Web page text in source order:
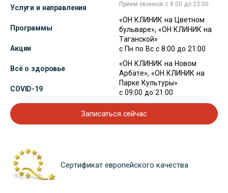
Услуги и направления
Программы
Акции
Всё о здоровье
COVID-19
Прием звонков с 8:00 до 23:00
«ОН КЛИНИК на Цветном
бульваре», «ОН КЛИНИК на
Таганской»
с Пн по Вс с 8:00 до 21:00
«ОН КЛИНИК на Новом
Арбате», «ОН КЛИНИК на
Парке Культуры»
с 09:00 до 21:00
Записаться сейчас
Сертификат европейского качества